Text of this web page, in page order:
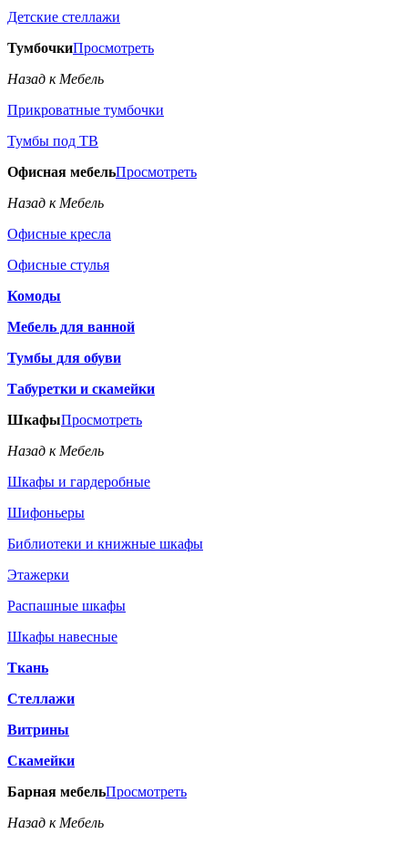
Детские стеллажи
ТумбочкиПросмотреть
Назад к Мебель
Прикроватные тумбочки
Тумбы под ТВ
Офисная мебельПросмотреть
Назад к Мебель
Офисные кресла
Офисные стулья
Комоды
Мебель для ванной
Тумбы для обуви
Табуретки и скамейки
ШкафыПросмотреть
Назад к Мебель
Шкафы и гардеробные
Шифоньеры
Библиотеки и книжные шкафы
Этажерки
Распашные шкафы
Шкафы навесные
Ткань
Стеллажи
Витрины
Скамейки
Барная мебельПросмотреть
Назад к Мебель